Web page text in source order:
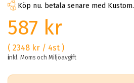
Köp nu. betala senare med Kustom.
587 kr
( 2348 kr / 4st )
inkl. Moms och Miljöavgift